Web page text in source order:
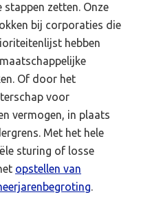
zetten. Onze
bij corporaties die
hebben
Of door het
voor
vermogen, in plaats
Met het hele
sturing of losse
opstellen van
.